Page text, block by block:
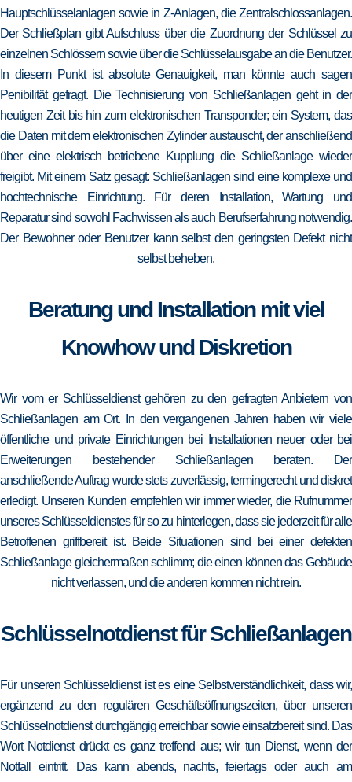
Hauptschlüsselanlagen sowie in Z-Anlagen, die Zentralschlossanlagen.
Der Schließplan gibt Aufschluss über die Zuordnung der Schlüssel zu
einzelnen Schlössern sowie über die Schlüsselausgabe an die Benutzer.
In diesem Punkt ist absolute Genauigkeit, man könnte auch sagen
Penibilität gefragt. Die Technisierung von Schließanlagen geht in der
heutigen Zeit bis hin zum elektronischen Transponder; ein System, das
die Daten mit dem elektronischen Zylinder austauscht, der anschließend
über eine elektrisch betriebene Kupplung die Schließanlage wieder
freigibt. Mit einem Satz gesagt: Schließanlagen sind eine komplexe und
hochtechnische Einrichtung. Für deren Installation, Wartung und
Reparatur sind sowohl Fachwissen als auch Berufserfahrung notwendig.
Der Bewohner oder Benutzer kann selbst den geringsten Defekt nicht
selbst beheben.
Beratung und Installation mit viel
Knowhow und Diskretion
Wir vom er Schlüsseldienst gehören zu den gefragten Anbietern von
Schließanlagen am Ort. In den vergangenen Jahren haben wir viele
öffentliche und private Einrichtungen bei Installationen neuer oder bei
Erweiterungen bestehender Schließanlagen beraten. Der
anschließende Auftrag wurde stets zuverlässig, termingerecht und diskret
erledigt. Unseren Kunden empfehlen wir immer wieder, die Rufnummer
unseres Schlüsseldienstes für so zu hinterlegen, dass sie jederzeit für alle
Betroffenen griffbereit ist. Beide Situationen sind bei einer defekten
Schließanlage gleichermaßen schlimm; die einen können das Gebäude
nicht verlassen, und die anderen kommen nicht rein.
Schlüsselnotdienst für Schließanlagen
Für unseren Schlüsseldienst ist es eine Selbstverständlichkeit, dass wir,
ergänzend zu den regulären Geschäftsöffnungszeiten, über unseren
Schlüsselnotdienst durchgängig erreichbar sowie einsatzbereit sind. Das
Wort Notdienst drückt es ganz treffend aus; wir tun Dienst, wenn der
Notfall eintritt. Das kann abends, nachts, feiertags oder auch am